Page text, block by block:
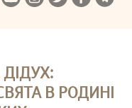
ДІДУХ:
В РОДИНІ